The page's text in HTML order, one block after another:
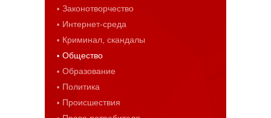
Законотворчество
Интернет-среда
Криминал, скандалы
Общество
Образование
Политика
Происшествия